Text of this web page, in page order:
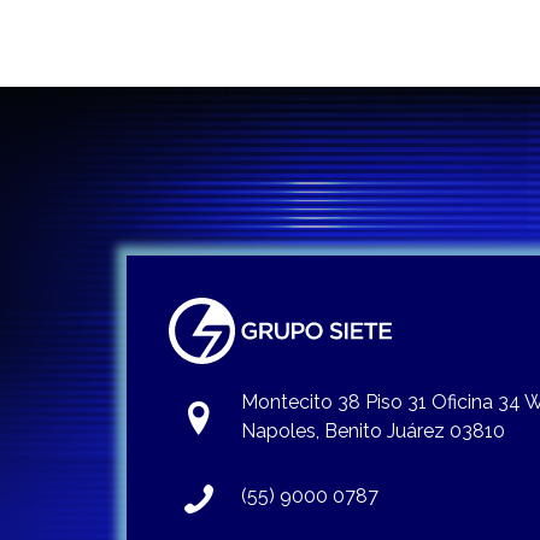
Montecito 38 Piso 31 Oficina 34
Napoles, Benito Juárez 03810
(55) 9000 0787